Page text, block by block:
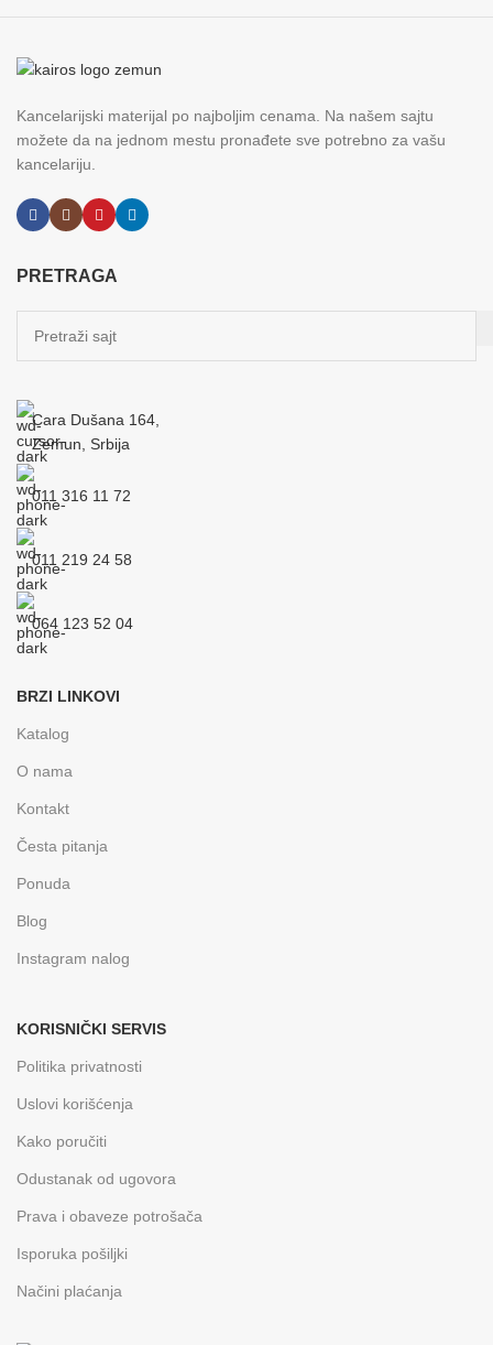
Kancelarijski materijal po najboljim cenama. Na našem sajtu
možete da na jednom mestu pronađete sve potrebno za vašu
kancelariju.
PRETRAGA
Cara Dušana 164,
Zemun, Srbija
011 316 11 72
011 219 24 58
064 123 52 04
BRZI LINKOVI
Katalog
O nama
Kontakt
Česta pitanja
Ponuda
Blog
Instagram nalog
KORISNIČKI SERVIS
Politika privatnosti
Uslovi korišćenja
Kako poručiti
Odustanak od ugovora
Prava i obaveze potrošača
Isporuka pošiljki
Načini plaćanja